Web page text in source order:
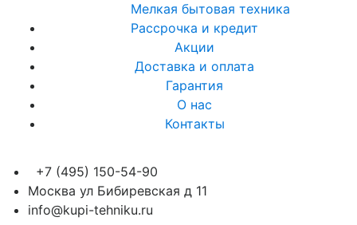
Мелкая бытовая техника
Рассрочка и кредит
Акции
Доставка и оплата
Гарантия
О нас
Контакты
+7 (495) 150-54-90
Москва ул Бибиревская д 11
info@kupi-tehniku.ru